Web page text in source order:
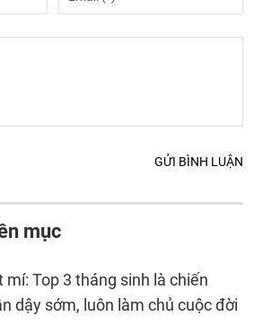
GỬI BÌNH LUẬN
mục
mí: Top 3 tháng sinh là chiến
dậy sớm, luôn làm chủ cuộc đời